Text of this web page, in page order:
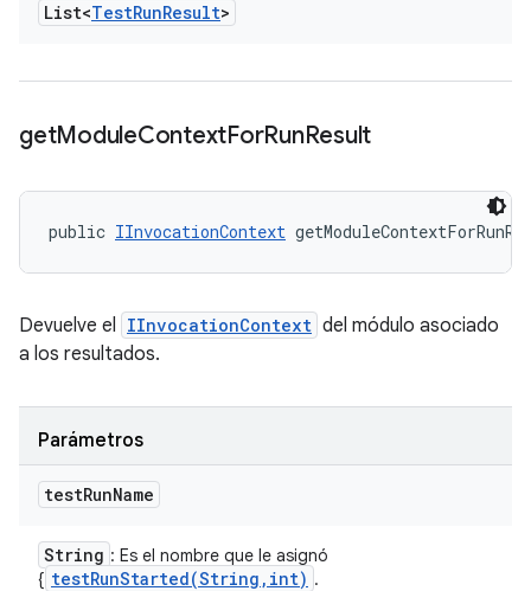
List<TestRunResult>
getModuleContextForRunResult
public IInvocationContext
Devuelve el IInvocationContext del módulo asociado
a los resultados.
Parámetros
testRunName
String : Es el nombre que le asignó
{ testRunStarted(String , int) .